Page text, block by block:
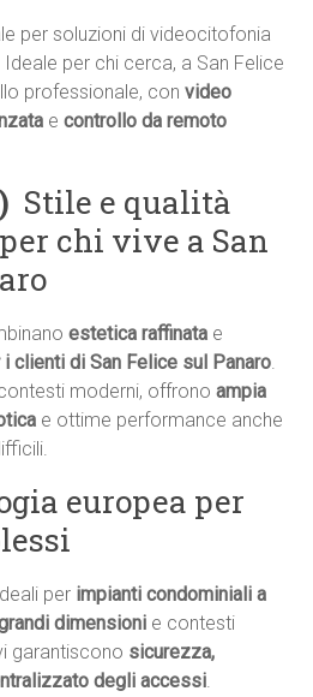
per soluzioni di videocitofonia
Ideale per chi cerca, a San Felice
professionale, convideo
econtrollo da remoto
 Stile e qualità
chi vive a San
estetica raffinata e
clienti di San Felice sul Panaro.
moderni, offronoampia
e ottime performance anche
europea per
per impianti condominiali a
dimensioni e contesti
garantiscono sicurezza,
degli accessi.